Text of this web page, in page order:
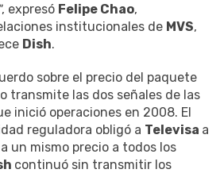
, expresó Felipe Chao,
institucionales de MVS,
Dish.
sobre el precio del paquete
transmite las dos señales de las
inició operaciones en 2008. El
reguladora obligó a Televisa a
un mismo precio a todos los
continuó sin transmitir los